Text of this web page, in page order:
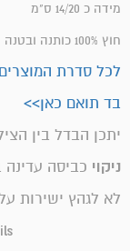
מידה כ 14/20 ס"מ
חוץ 100% כותנה ובטנה פוליאסטר
לכל סדרת
בד תואם כאן>>
יתכן הבדל בין
ניקוי כביסה עדינה
לא לגהץ ישירות